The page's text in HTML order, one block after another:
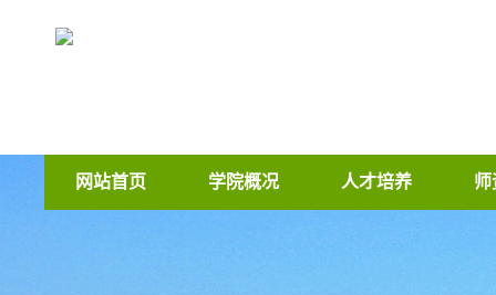
网站首页 学院概况 人才培养 师